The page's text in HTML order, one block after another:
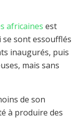
africaines est
sont essoufflés
inaugurés, puis
mais sans
de son
à produire des